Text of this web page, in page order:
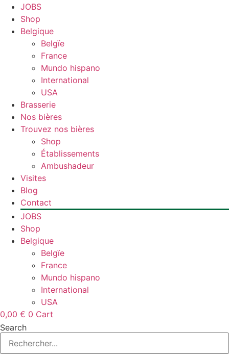
JOBS
Shop
Belgique
Belgïe
France
Mundo hispano
International
USA
Brasserie
Nos bières
Trouvez nos bières
Shop
Établissements
Ambushadeur
Visites
Blog
Contact
JOBS
Shop
Belgique
Belgïe
France
Mundo hispano
International
USA
0,00 € 0 Cart
Search